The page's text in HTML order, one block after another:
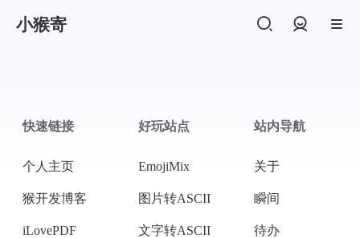
小猴寄
快速链接
个人主页
猴开发博客
iLovePDF
好玩站点
EmojiMix
图片转ASCII
文字转ASCII
站内导航
关于
瞬间
待办